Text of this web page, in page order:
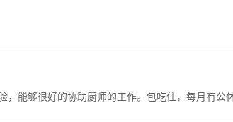
能够很好的协助厨师的工作。包吃住，每月有公休